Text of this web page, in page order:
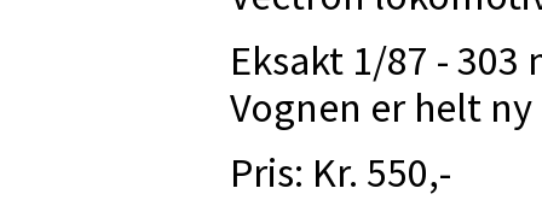
Eksakt 1/87 -
Vognen er helt
Pris: Kr. 550,-